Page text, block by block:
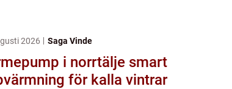
2026 Saga Vinde
i norrtälje smart
för kalla vintrar